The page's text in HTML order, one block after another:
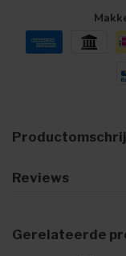
Reviews
Gerelateerde